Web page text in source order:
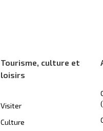
Tourisme, culture et
loisirs
Visiter
Culture